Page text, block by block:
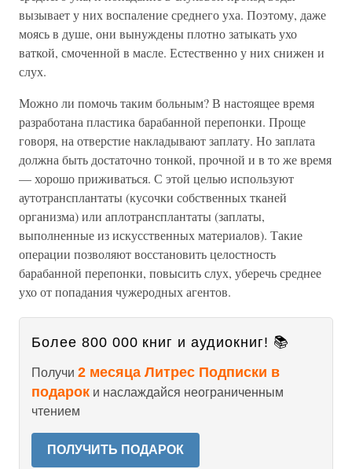
вызывает у них воспаление среднего уха. Поэтому, даже
моясь в душе, они вынуждены плотно затыкать ухо
ваткой, смоченной в масле. Естественно у них снижен и
слух.
Можно ли помочь таким больным? В настоящее время
разработана пластика барабанной перепонки. Проще
говоря, на отверстие накладывают заплату. Но заплата
должна быть достаточно тонкой, прочной и в то же время
— хорошо приживаться. С этой целью используют
аутотрансплантаты (кусочки собственных тканей
организма) или аплотрансплантаты (заплаты,
выполненные из искусственных материалов). Такие
операции позволяют восстановить целостность
барабанной перепонки, повысить слух, уберечь среднее
ухо от попадания чужеродных агентов.
Более 800 000 книг и аудиокниг! 📚
Получи 2 месяца Литрес Подписки в
подарок и наслаждайся неограниченным
чтением
ПОЛУЧИТЬ ПОДАРОК